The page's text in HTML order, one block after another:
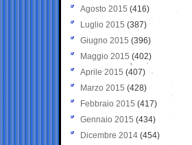
Agosto 2015 (416)
Luglio 2015 (387)
Giugno 2015 (396)
Maggio 2015 (402)
Aprile 2015 (407)
Marzo 2015 (428)
Febbraio 2015 (417)
Gennaio 2015 (434)
Dicembre 2014 (454)